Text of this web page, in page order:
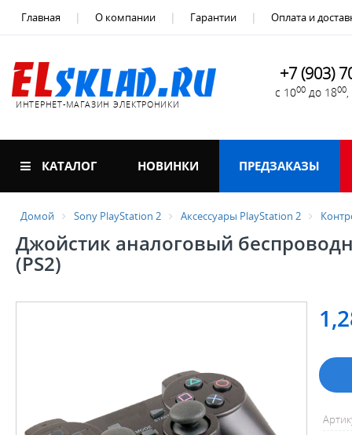
Главная О компании Гарантии Оплата и
ИНТЕРНЕТ-МАГАЗИН ЭЛЕКТРОНИКИ
+7 (903)
с 1000 до 1800
КАТАЛОГ НОВИНКИ ПРЕДЗАКАЗЫ
Домой Sony PlayStation 2 Аксессуары PlayStation 2
Джойстик аналоговый
(PS2)